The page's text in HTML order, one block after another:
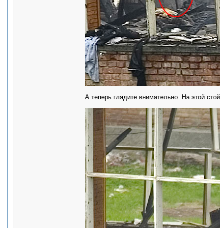
А теперь глядите внимательно. На этой